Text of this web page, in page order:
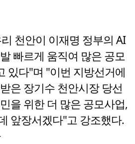
천안이 이재명 정부의 AI
빠르게 움직여 많은 공모
있다"며 "이번 지방선거에
은 장기수 천안시장 당선
을 위한 더 많은 공모사업,
앞장서겠다"고 강조했다.